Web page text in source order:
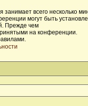
всего несколько
могут быть
Прежде чем
на конференции.